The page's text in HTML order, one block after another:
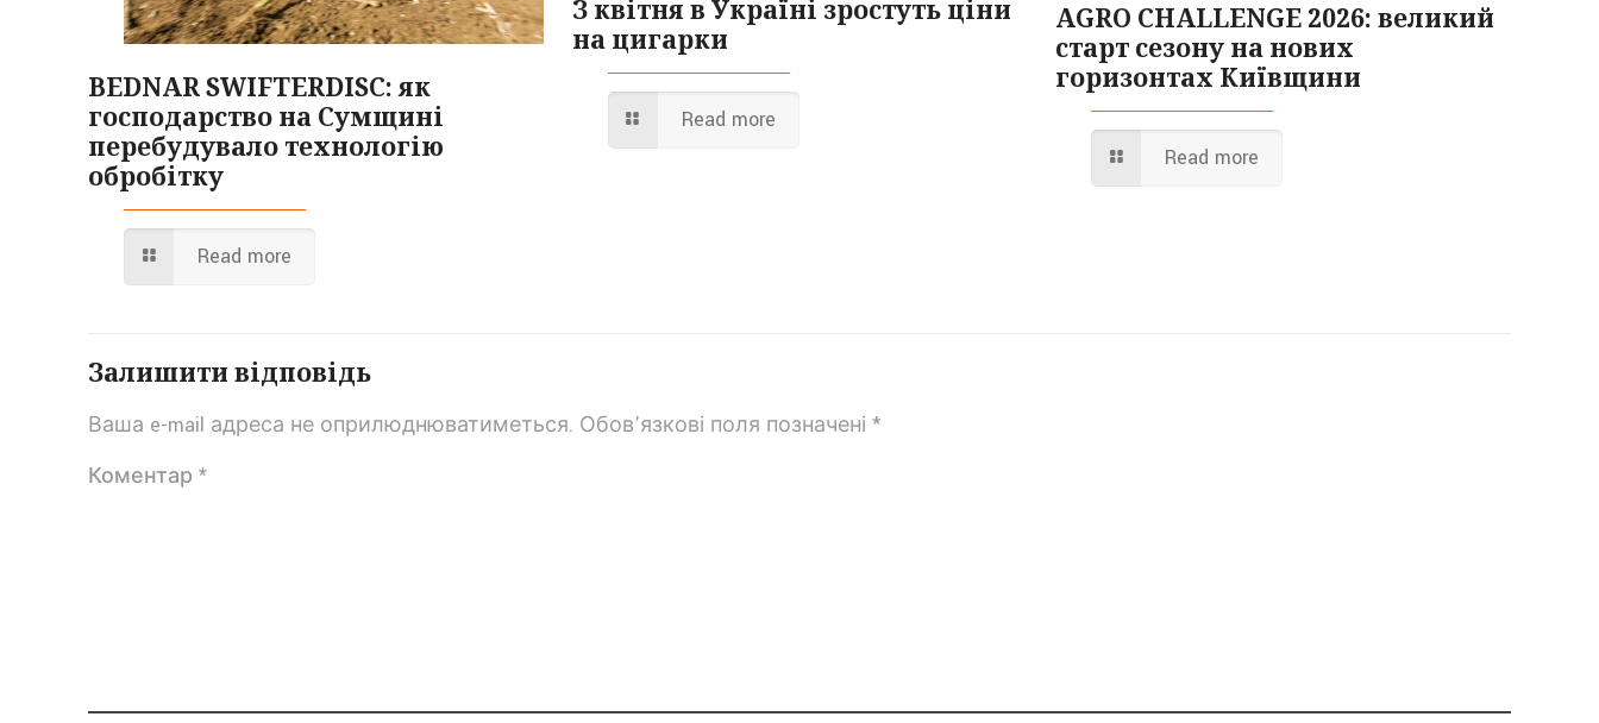
BEDNAR SWIFTERDISC: як
господарство на Сумщині
перебудувало технологію
обробітку
Read more
З квітня в Україні зростуть ціни
на цигарки
Read more
AGRO CHALLENGE 2026: великий
старт сезону на нових
горизонтах Київщини
Read more
Залишити відповідь
Ваша e-mail адреса не оприлюднюватиметься. Обов’язкові поля позначені *
Коментар *